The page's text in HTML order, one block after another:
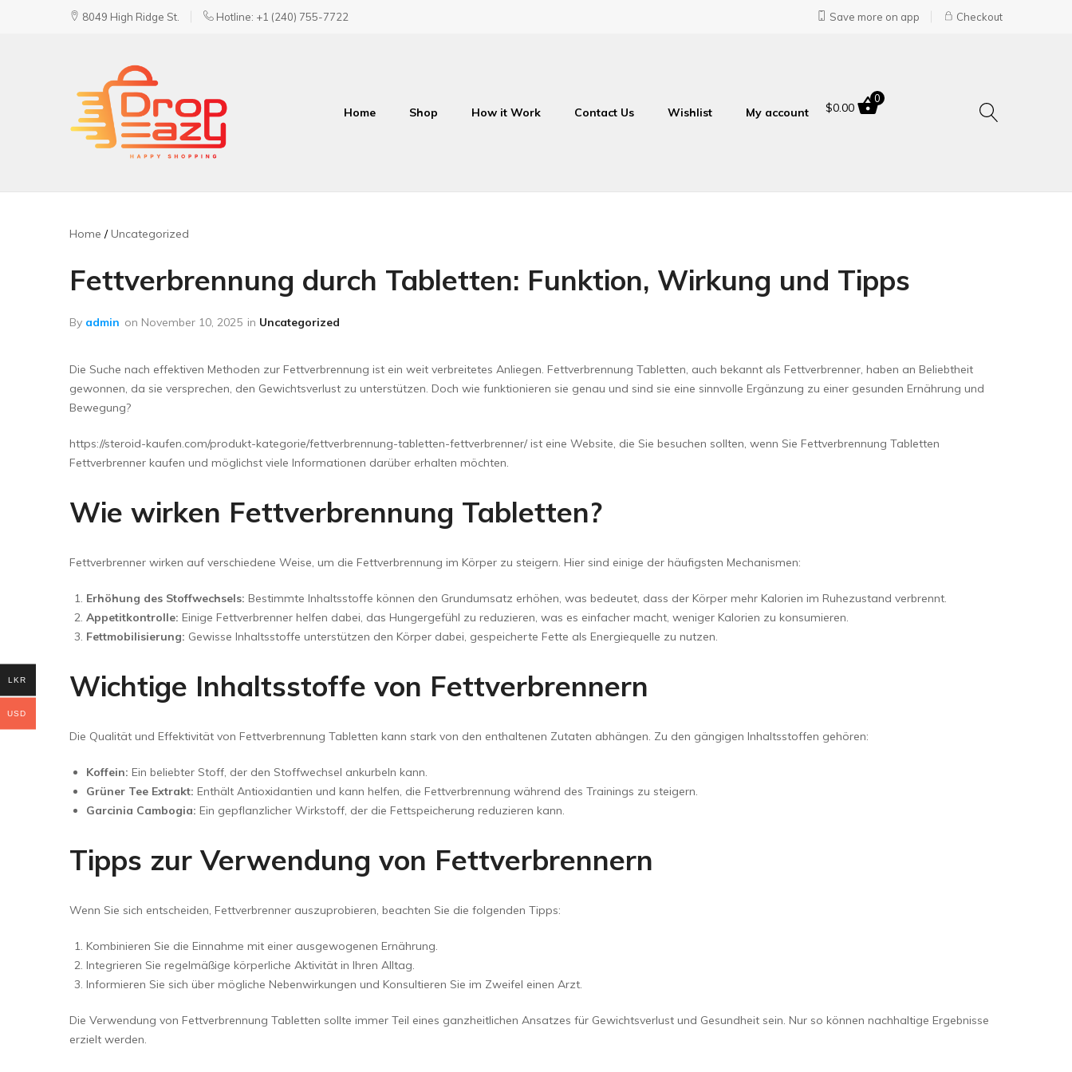
8049 High Ridge St. Hotline: +1 (240) 755-7722 Save more on app Checkout
Home Shop How it Work Contact Us Wishlist My account $0.00
0
Home Uncategorized
Fettverbrennung durch Tabletten: Funktion, Wirkung und Tipps
By admin on November 10, 2025 in Uncategorized
Die Suche nach effektiven Methoden zur Fettverbrennung ist ein weit verbreitetes Anliegen. Fettverbrennung Tabletten, auch bekannt als Fettverbrenner, haben an Beliebtheit
gewonnen, da sie versprechen, den Gewichtsverlust zu unterstützen. Doch wie funktionieren sie genau und sind sie eine sinnvolle Ergänzung zu einer gesunden Ernährung und
Bewegung?
https://steroid-kaufen.com/produkt-kategorie/fettverbrennung-tabletten-fettverbrenner/ ist eine Website, die Sie besuchen sollten, wenn Sie Fettverbrennung Tabletten
Fettverbrenner kaufen und möglichst viele Informationen darüber erhalten möchten.
Wie wirken Fettverbrennung Tabletten?
Fettverbrenner wirken auf verschiedene Weise, um die Fettverbrennung im Körper zu steigern. Hier sind einige der häufigsten Mechanismen:
Erhöhung des Stoffwechsels: Bestimmte Inhaltsstoffe können den Grundumsatz erhöhen, was bedeutet, dass der Körper mehr Kalorien im Ruhezustand verbrennt.
Appetitkontrolle: Einige Fettverbrenner helfen dabei, das Hungergefühl zu reduzieren, was es einfacher macht, weniger Kalorien zu konsumieren.
Fettmobilisierung: Gewisse Inhaltsstoffe unterstützen den Körper dabei, gespeicherte Fette als Energiequelle zu nutzen.
Wichtige Inhaltsstoffe von Fettverbrennern
Die Qualität und Effektivität von Fettverbrennung Tabletten kann stark von den enthaltenen Zutaten abhängen. Zu den gängigen Inhaltsstoffen gehören:
Koffein: Ein beliebter Stoff, der den Stoffwechsel ankurbeln kann.
Grüner Tee Extrakt: Enthält Antioxidantien und kann helfen, die Fettverbrennung während des Trainings zu steigern.
Garcinia Cambogia: Ein gepflanzlicher Wirkstoff, der die Fettspeicherung reduzieren kann.
Tipps zur Verwendung von Fettverbrennern
Wenn Sie sich entscheiden, Fettverbrenner auszuprobieren, beachten Sie die folgenden Tipps:
Kombinieren Sie die Einnahme mit einer ausgewogenen Ernährung.
Integrieren Sie regelmäßige körperliche Aktivität in Ihren Alltag.
Informieren Sie sich über mögliche Nebenwirkungen und Konsultieren Sie im Zweifel einen Arzt.
Die Verwendung von Fettverbrennung Tabletten sollte immer Teil eines ganzheitlichen Ansatzes für Gewichtsverlust und Gesundheit sein. Nur so können nachhaltige Ergebnisse
erzielt werden.
LKR
USD